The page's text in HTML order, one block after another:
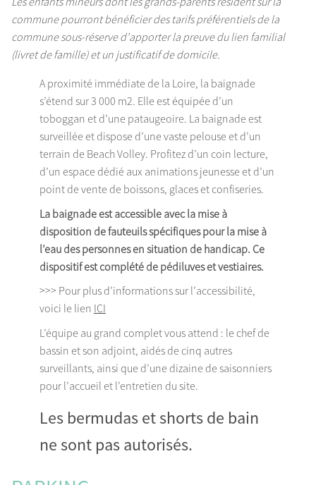
commune pourront bénéficier des tarifs préférentiels de la
commune sous-réserve d’apporter la preuve du lien familial
(livret de famille) et un justificatif de domicile.
A proximité immédiate de la Loire, la baignade
s’étend sur 3 000 m2. Elle est équipée d’un
toboggan et d’une pataugeoire. La baignade est
surveillée et dispose d’une vaste pelouse et d’un
terrain de Beach Volley. Profitez d’un coin lecture,
d’un espace dédié aux animations jeunesse et d’un
point de vente de boissons, glaces et confiseries.
La baignade est accessible avec la mise à
disposition de fauteuils spécifiques pour la mise à
l’eau des personnes en situation de handicap. Ce
dispositif est complété de pédiluves et vestiaires.
>>> Pour plus d’informations sur l’accessibilité,
voici le lien ICI
L’équipe au grand complet vous attend : le chef de
bassin et son adjoint, aidés de cinq autres
surveillants, ainsi que d’une dizaine de saisonniers
pour l’accueil et l’entretien du site.
Les bermudas et shorts de bain
ne sont pas autorisés.